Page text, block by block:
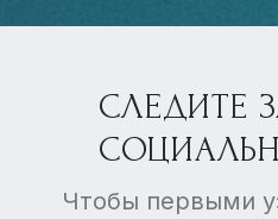
СЛЕДИТЕ
Чтобы первыми